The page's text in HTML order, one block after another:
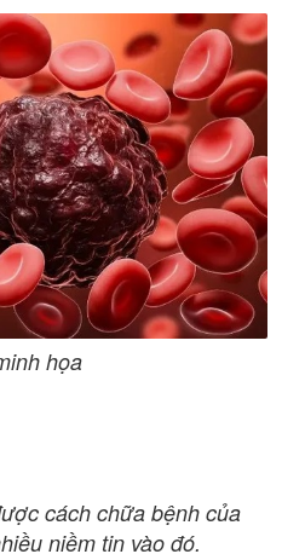
họa
cách chữa bệnh của
niềm tin vào đó.